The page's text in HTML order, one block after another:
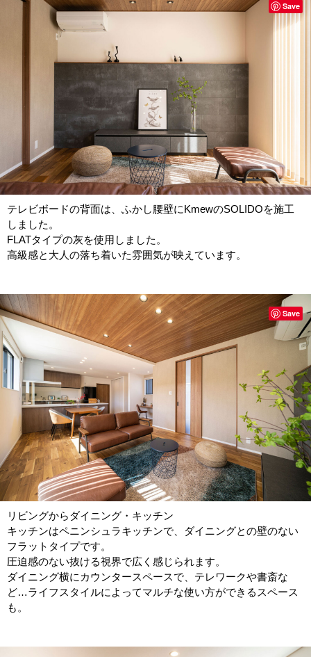
テレビボードの背面は、ふかし腰壁にKmewのSOLIDOを施工
しました。
FLATタイプの灰を使用しました。
高級感と大人の落ち着いた雰囲気が映えています。
Save
リビングからダイニング・キッチン
キッチンはペニンシュラキッチンで、ダイニングとの壁のない
フラットタイプです。
圧迫感のない抜ける視界で広く感じられます。
ダイニング横にカウンタースペースで、テレワークや書斎な
ど…ライフスタイルによってマルチな使い方ができるスペース
も。
Save